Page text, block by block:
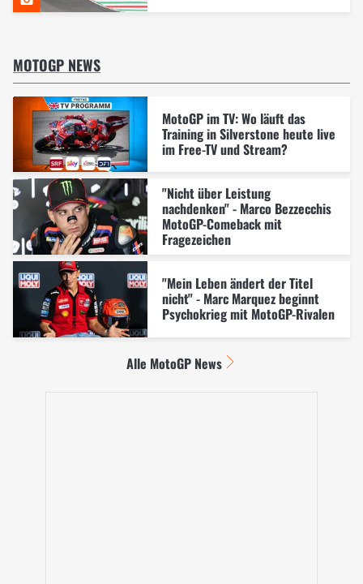
MOTOGP NEWS
MotoGP im TV: Wo läuft das
Training in Silverstone heute live
im Free-TV und Stream?
"Nicht über Leistung
nachdenken" - Marco Bezzecchis
MotoGP-Comeback mit
Fragezeichen
"Mein Leben ändert der Titel
nicht" - Marc Marquez beginnt
Psychokrieg mit MotoGP-Rivalen
Alle MotoGP News